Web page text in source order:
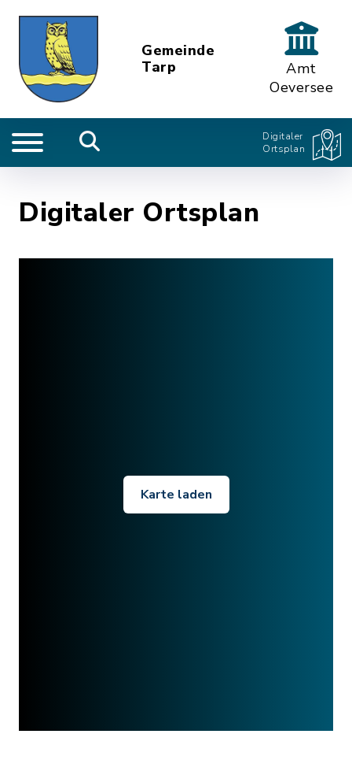
Gemeinde
Tarp
Amt
Oeversee
Digitaler
Ortsplan
Digitaler Ortsplan
Karte laden